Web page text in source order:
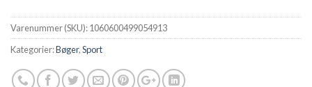
Varenummer (SKU):1060600499054913
Kategorier:Bøger,Sport